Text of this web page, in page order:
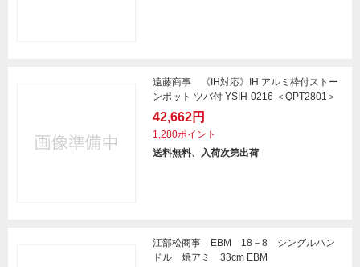
遠藤商事 《IH対応》IH アルミ枠付ストー
ンポット ツバ付 YSIH-0216 ＜QPT2801＞
42,662円
1,280ポイント
送料無料、入荷次第出荷
江部松商事 EBM 18－8 シングルハン
ドル 焼アミ 33cm EBM